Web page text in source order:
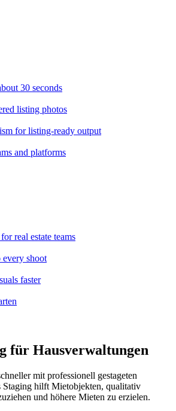
30 seconds
listing photos
for listing-ready output
and platforms
real estate teams
every shoot
faster
für Hausverwaltungen
mit professionell gestageten
Staging hilft Mietobjekten, qualitativ
und höhere Mieten zu erzielen.